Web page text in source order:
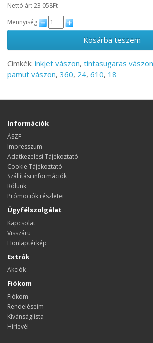
Nettó ár: 23 058Ft
Mennyiség
Kosárba teszem
Címkék: inkjet vászon, tintasugaras vászon
pamut vászon, 360, 24, 610, 18
Információk
ÁSZF
Impresszum
Adatkezelési Tájékoztató
Cookie Tájékoztató
Szállítási információk
Rólunk
Prómociók részletei
Ügyfélszolgálat
Kapcsolat
Visszáru
Honlaptérkép
Extrák
Akciók
Fiókom
Fiókom
Rendeléseim
Kívánságlista
Hírlevél